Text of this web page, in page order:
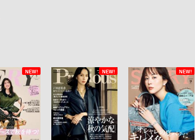
NEW! NEW! NEW!